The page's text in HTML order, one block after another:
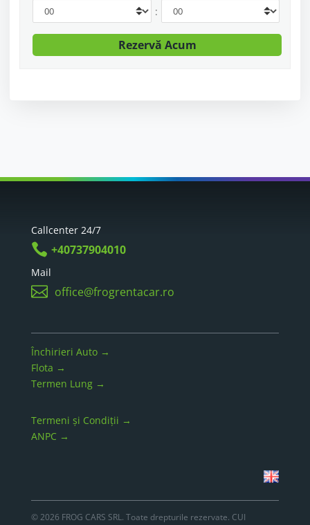
:
Callcenter 24/7
 +40737904010
Mail
 office@frogrentacar.ro
Închirieri Auto →
Flota →
Termen Lung →
Termeni și Condiții →
ANPC →
© 2026 FROG CARS SRL. Toate drepturile rezervate. CUI